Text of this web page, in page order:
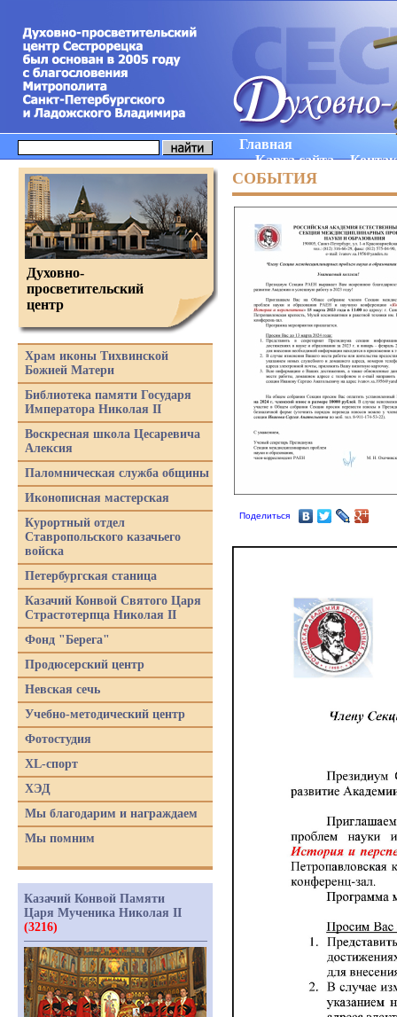
Главная
Карта сайта
СОБЫТИЯ
Поделиться
Духовно-
просветительский
центр
Храм иконы Тихвинской
Божией Матери
Библиотека памяти Государя
Императора Николая II
Воскресная школа Цесаревича
Алексия
Паломническая служба общины
Иконописная мастерская
Курортный отдел
Ставропольского казачьего
войска
Петербургская станица
Казачий Конвой Святого Царя
Страстотерпца Николая II
Фонд "Берега"
Продюсерский центр
Невская сечь
Учебно-методический центр
Фотостудия
XL-спорт
ХЭД
Мы благодарим и награждаем
Мы помним
Казачий Конвой Памяти
Царя Мученика Николая II
(3216)